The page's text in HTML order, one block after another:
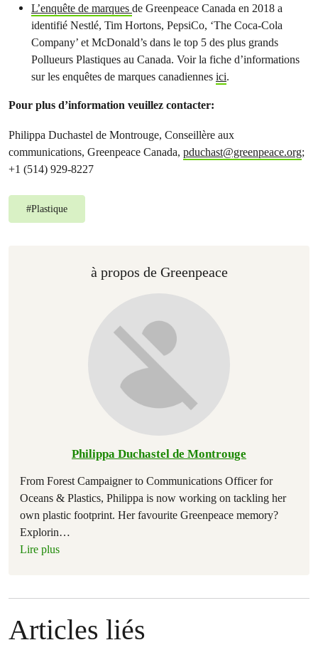
L’enquête de marques de Greenpeace Canada en 2018 a
identifié Nestlé, Tim Hortons, PepsiCo, ‘The Coca-Cola
Company’ et McDonald’s dans le top 5 des plus grands
Pollueurs Plastiques au Canada. Voir la fiche d’informations
sur les enquêtes de marques canadiennes ici.
Pour plus d’information veuillez contacter:
Philippa Duchastel de Montrouge, Conseillère aux
communications, Greenpeace Canada, pduchast@greenpeace.org;
+1 (514) 929-8227
#Plastique
à propos de Greenpeace
Philippa Duchastel de Montrouge
From Forest Campaigner to Communications Officer for
Oceans & Plastics, Philippa is now working on tackling her
own plastic footprint. Her favourite Greenpeace memory?
Explorin…
Lire plus
Articles liés